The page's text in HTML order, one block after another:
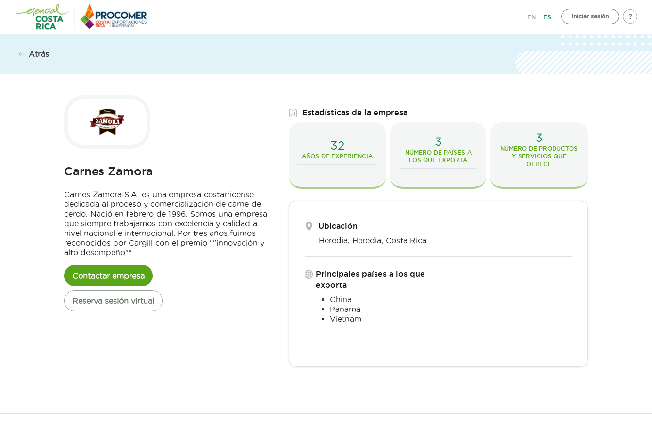
contenido
EN ES Iniciar sesión
Atrás
Carnes Zamora
Carnes Zamora S.A. es una empresa costarricense
dedicada al proceso y comercialización de carne de
cerdo. Nació en febrero de 1996. Somos una empresa
que siempre trabajamos con excelencia y calidad a
nivel nacional e internacional. Por tres años fuimos
reconocidos por Cargill con el premio ""innovación y
alto desempeño"".
Contactar empresa
Reserva sesión virtual
Estadísticas de la empresa
32
AÑOS DE EXPERIENCIA
3
NÚMERO DE PAÍSES A
LOS QUE EXPORTA
3
NÚMERO DE PRODUCTOS
Y SERVICIOS QUE
OFRECE
Ubicación
Heredia, Heredia, Costa Rica
Principales países a los que
exporta
China
Panamá
Vietnam